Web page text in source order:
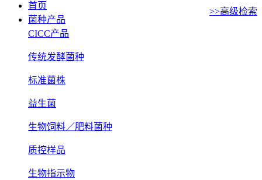
>>高级检索
首页
菌种产品
CICC产品
传统发酵菌种
标准菌株
益生菌
生物饲料／肥料菌种
质控样品
生物指示物